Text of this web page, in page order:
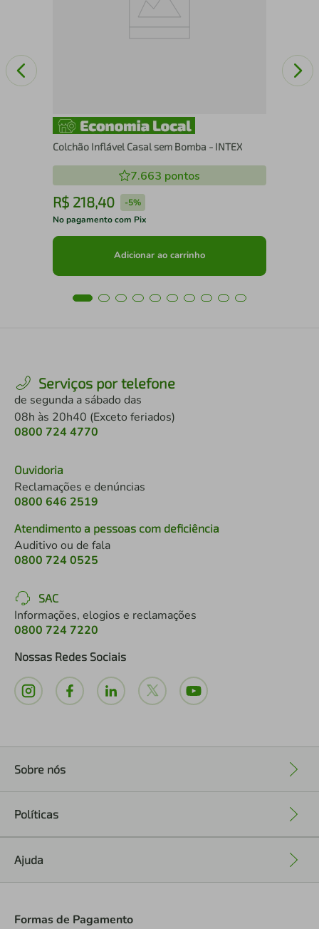
Colchão Inflável Casal sem Bomba - INTEX
7.663 pontos
R$ 218,40 -5%
No pagamento com Pix
Adicionar ao carrinho
Serviços por telefone
de segunda a sábado das
08h às 20h40 (Exceto feriados)
0800 724 4770
Ouvidoria
Reclamações e denúncias
0800 646 2519
Atendimento a pessoas com deficiência
Auditivo ou de fala
0800 724 0525
SAC
Informações, elogios e reclamações
0800 724 7220
Nossas Redes Sociais
Sobre nós
Políticas
Ajuda
Formas de Pagamento